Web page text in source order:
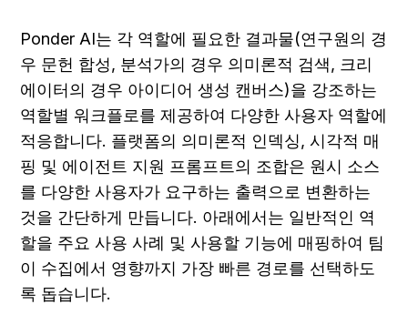
Ponder AI는 각 역할에 필요한 결과물(연구원의 경
우 문헌 합성, 분석가의 경우 의미론적 검색, 크리
에이터의 경우 아이디어 생성 캔버스)을 강조하는
역할별 워크플로를 제공하여 다양한 사용자 역할에
적응합니다. 플랫폼의 의미론적 인덱싱, 시각적 매
핑 및 에이전트 지원 프롬프트의 조합은 원시 소스
를 다양한 사용자가 요구하는 출력으로 변환하는
것을 간단하게 만듭니다. 아래에서는 일반적인 역
할을 주요 사용 사례 및 사용할 기능에 매핑하여 팀
이 수집에서 영향까지 가장 빠른 경로를 선택하도
록 돕습니다.